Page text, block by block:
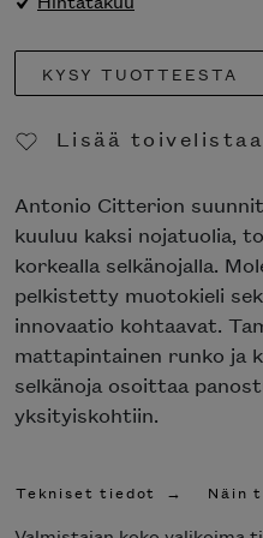
KYSY TUOTTEESTA
Lisää
Antonio Citterion
kuuluu kaksi nojatuolia,
korkealla selkänojalla.
pelkistetty muotokieli
innovaatio kohtaavat.
mattapintainen runko ja
selkänoja osoittaa
yksityiskohtiin.
Tekniset tiedot Näin